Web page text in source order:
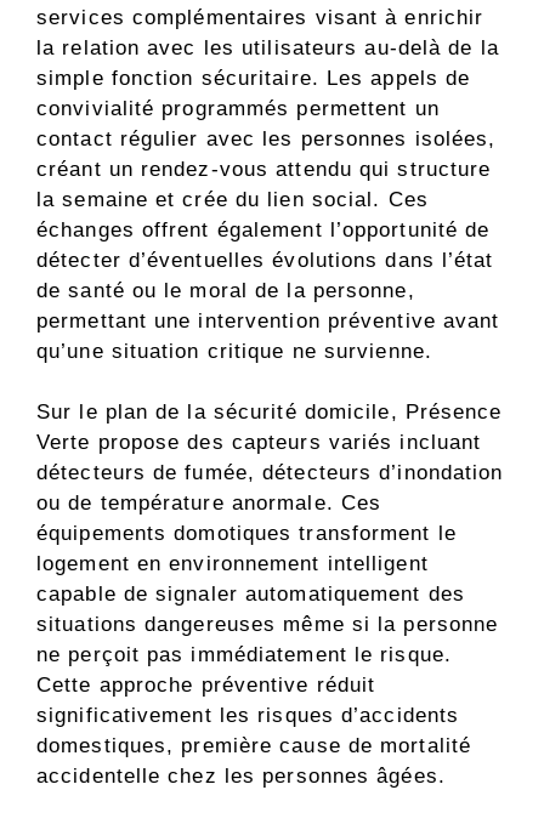
services complémentaires visant à enrichir
la relation avec les utilisateurs au-delà de la
simple fonction sécuritaire. Les appels de
convivialité programmés permettent un
contact régulier avec les personnes isolées,
créant un rendez-vous attendu qui structure
la semaine et crée du lien social. Ces
échanges offrent également l’opportunité de
détecter d’éventuelles évolutions dans l’état
de santé ou le moral de la personne,
permettant une intervention préventive avant
qu’une situation critique ne survienne.
Sur le plan de la sécurité domicile, Présence
Verte propose des capteurs variés incluant
détecteurs de fumée, détecteurs d’inondation
ou de température anormale. Ces
équipements domotiques transforment le
logement en environnement intelligent
capable de signaler automatiquement des
situations dangereuses même si la personne
ne perçoit pas immédiatement le risque.
Cette approche préventive réduit
significativement les risques d’accidents
domestiques, première cause de mortalité
accidentelle chez les personnes âgées.